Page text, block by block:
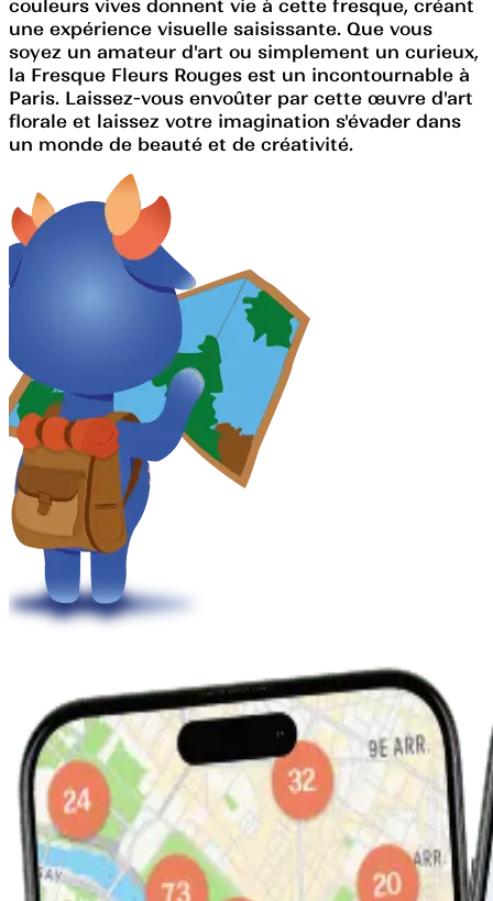
couleurs vives donnent vie à cette fresque, créant
une expérience visuelle saisissante. Que vous
soyez un amateur d'art ou simplement un curieux,
la Fresque Fleurs Rouges est un incontournable à
Paris. Laissez-vous envoûter par cette œuvre d'art
florale et laissez votre imagination s'évader dans
un monde de beauté et de créativité.